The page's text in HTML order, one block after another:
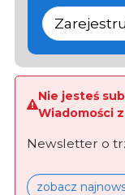
Nie jesteś
Wiadomości
Newsletter o
zobacz